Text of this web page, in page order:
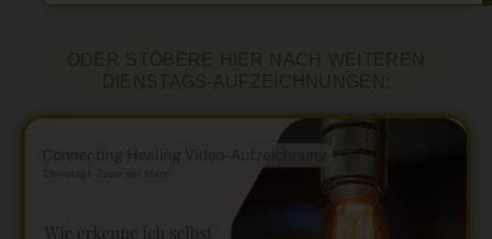
ODER STÖBERE HIER NACH WEITEREN
DIENSTAGS-AUFZEICHNUNGEN: